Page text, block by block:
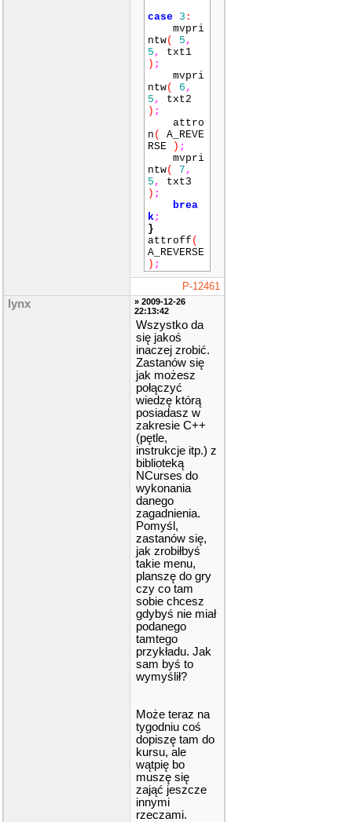
case 3 :
mvpri
ntw( 5 ,
5 ,
txt1
) ;
mvpri
ntw( 6 ,
5 ,
txt2
) ;
attro
n (
A_REVE
RSE
) ;
mvpri
ntw( 7 ,
5 ,
txt3
) ;
brea
k;
}
attroff (
A_REVERSE
) ;
P-12461
lynx
» 2009-12-26
22:13:42
Wszystko da
się jakoś
inaczej zrobić.
Zastanów się
jak możesz
połączyć
wiedzę którą
posiadasz w
zakresie C++
(pętle,
instrukcje itp.) z
biblioteką
NCurses do
wykonania
danego
zagadnienia.
Pomyśl,
zastanów się,
jak zrobiłbyś
takie menu,
planszę do gry
czy co tam
sobie chcesz
gdybyś nie miał
podanego
tamtego
przykładu. Jak
sam byś to
wymyślił?
Może teraz na
tygodniu coś
dopiszę tam do
kursu, ale
wątpię bo
muszę się
zająć jeszcze
innymi
rzeczami.